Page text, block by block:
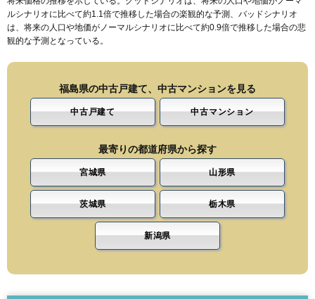
ルシナリオに比べて約1.1倍で推移した場合の楽観的な予測、バッドシナリオ
は、将来の人口や地価がノーマルシナリオに比べて約0.9倍で推移した場合の悲
観的な予測となっている。
福島県の中古戸建て、中古マンションを見る
中古戸建て 中古マンション
最寄りの都道府県から探す
宮城県 山形県
茨城県 栃木県
新潟県